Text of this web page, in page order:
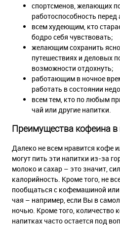
спортсменов, желающих
работоспособность
всем худеющим, кто
бодро себя чувствовать;
желающим сохранить
путешествиях и деловых
возможности отдохнуть;
работающим в ночное
работать в состоянии
всем тем, кто по любым
чай или другие напитки.
Преимущества кофеина в
Далеко не всем нравится кофе
могут пить эти напитки из-за
молоко и сахар – это значит,
калорийность. Кроме того, не
пообщаться с кофемашиной
чая – например, если Вы в
ночью. Кроме того, количество
напитках часто остается под